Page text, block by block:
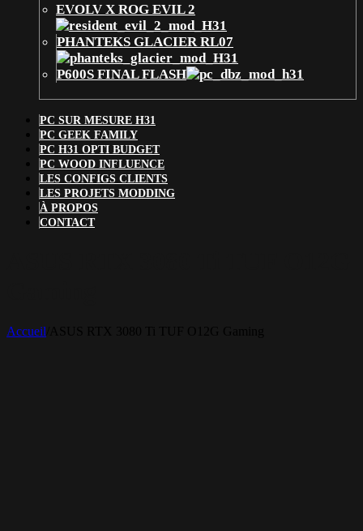
EVOLV X ROG EVIL 2
PHANTEKS GLACIER RL07
P600S FINAL FLASH
PC SUR MESURE H31
PC GEEK FAMILY
PC H31 OPTI BUDGET
PC WOOD INFLUENCE
LES CONFIGS CLIENTS
LES PROJETS MODDING
À PROPOS
CONTACT
Accueil